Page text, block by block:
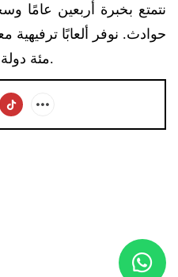
نتمتع بخبرة أربعين عامًا
حوادث. نوفر ألعابًا ترفيهية
مئة دولة مباشرة من مصنعنا الرئيسي.